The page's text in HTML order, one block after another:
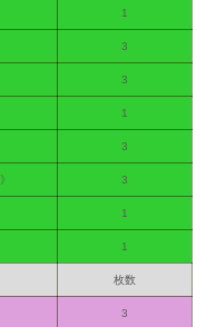
1
3
3
1
3
》 3
1
1
枚数
3